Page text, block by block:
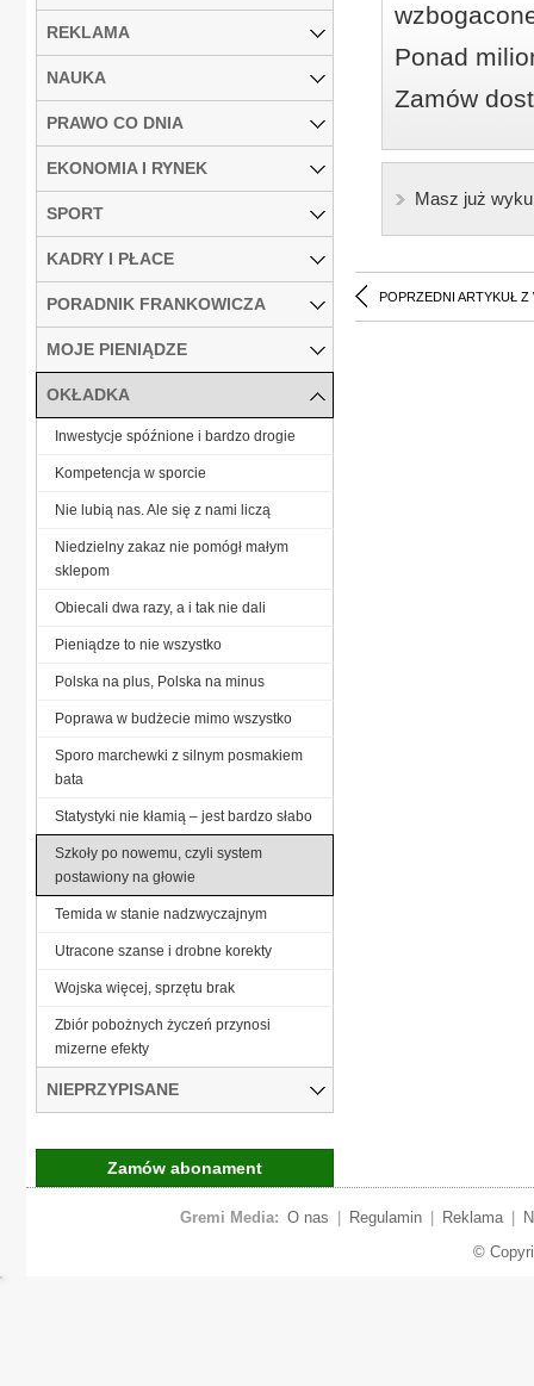
Ponad
Zamów
Masz już
POPRZEDNI ARTYKUŁ Z
REKLAMA
NAUKA
PRAWO CO DNIA
EKONOMIA I RYNEK
SPORT
KADRY I PŁACE
PORADNIK FRANKOWICZA
MOJE PIENIĄDZE
OKŁADKA
Inwestycje spóźnione i bardzo drogie
Kompetencja w sporcie
Nie lubią nas. Ale się z nami liczą
Niedzielny zakaz nie pomógł małym
sklepom
Obiecali dwa razy, a i tak nie dali
Pieniądze to nie wszystko
Polska na plus, Polska na minus
Poprawa w budżecie mimo wszystko
Sporo marchewki z silnym posmakiem
bata
Statystyki nie kłamią – jest bardzo słabo
Szkoły po nowemu, czyli system
postawiony na głowie
Temida w stanie nadzwyczajnym
Utracone szanse i drobne korekty
Wojska więcej, sprzętu brak
Zbiór pobożnych życzeń przynosi
mizerne efekty
NIEPRZYPISANE
Zamów abonament
Gremi Media: O nas Regulamin Reklama
©